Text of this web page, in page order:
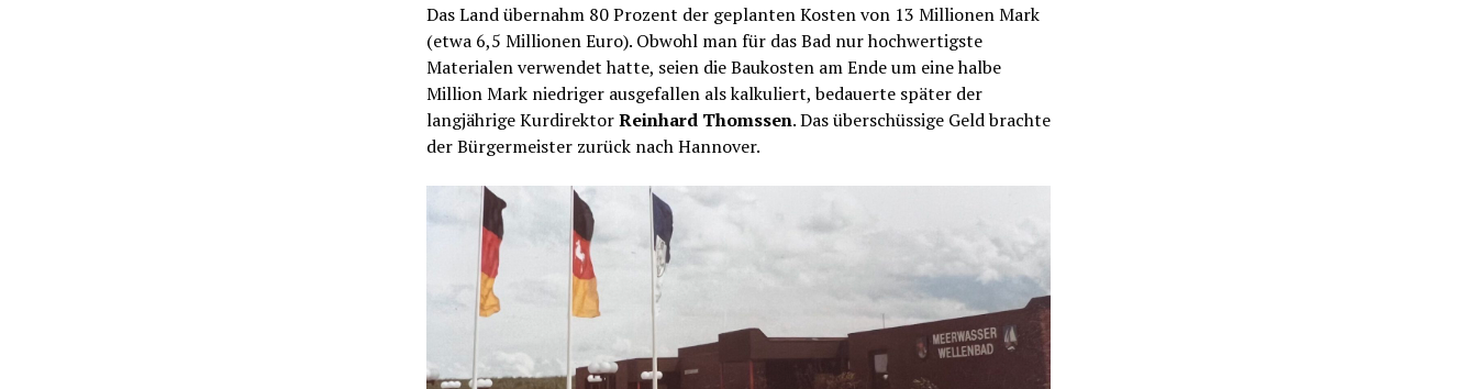
Das Land übernahm 80 Prozent der geplanten Kosten von 13 Millionen Mark
(etwa 6,5 Millionen Euro). Obwohl man für das Bad nur hochwertigste
Materialen verwendet hatte, seien die Baukosten am Ende um eine halbe
Million Mark niedriger ausgefallen als kalkuliert, bedauerte später der
langjährige KurdirektorReinhard Thomssen. Das überschüssige Geld brachte
der Bürgermeister zurück nach Hannover.